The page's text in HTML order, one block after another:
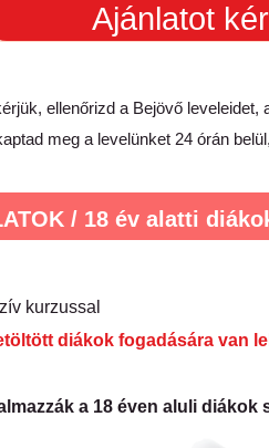
Ajánlatot
ellenőrizd a Bejövő
meg a levelünket 24 órán
kurzussal
diákok fogadására van
a 18 éven aluli diákok
/ 18 év alatti